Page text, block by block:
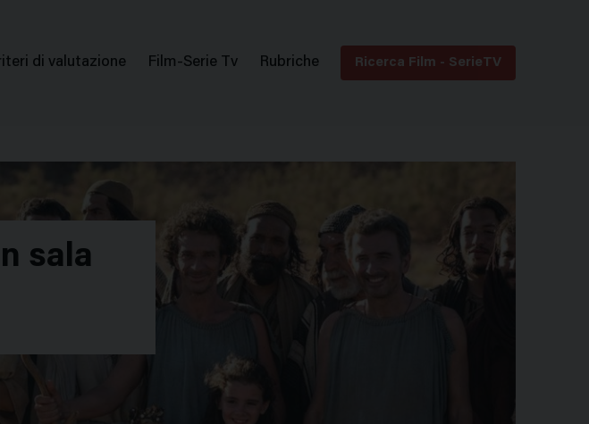
di valutazione Film-Serie Tv Rubriche Ricerca Film - SerieTV
sala